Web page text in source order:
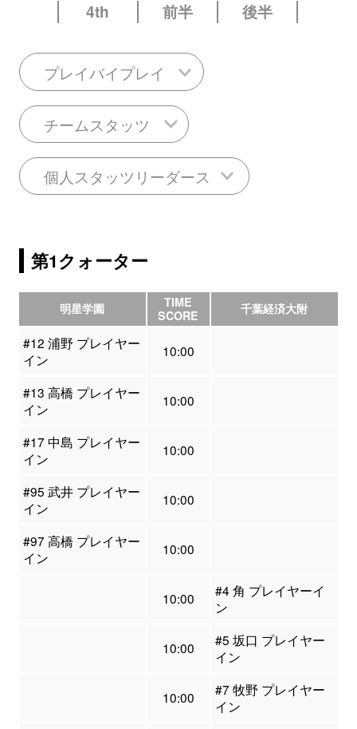
4th
前半 後半
プレイバイプレイ
チームスタッツ
個人スタッツリーダース
第1クォーター
明星学園
TIME
SCORE
千葉経済大附
#12 浦野 プレイヤー
イン
10:00
#13 高橋 プレイヤー
イン
10:00
#17 中島 プレイヤー
イン
10:00
#95 武井 プレイヤー
イン
10:00
#97 高橋 プレイヤー
イン
10:00
10:00
#4 角 プレイヤーイ
ン
10:00
#5 坂口 プレイヤー
イン
10:00
#7 牧野 プレイヤー
イン